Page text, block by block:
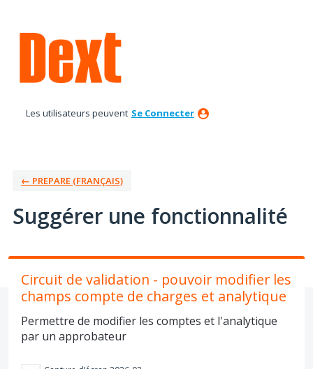
au
contenu
Les utilisateurs peuvent Se Connecter
← PREPARE (FRANÇAIS)
Suggérer une fonctionnalité
Circuit de validation - pouvoir modifier les
champs compte de charges et analytique
Permettre de modifier les comptes et l'analytique
par un approbateur